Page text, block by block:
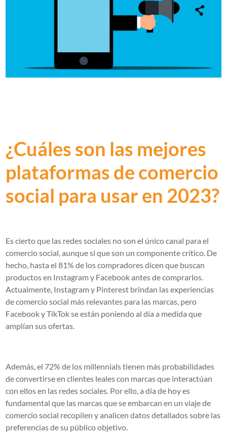
¿Cuáles son las mejores
plataformas de comercio
social para usar en 2023?
Es cierto que las redes sociales no son el único canal para el
comercio social, aunque sí que son un componente crítico. De
hecho, hasta el 81% de los compradores dicen que buscan
productos en Instagram y Facebook antes de comprarlos.
Actualmente, Instagram y Pinterest brindan las experiencias
de comercio social más relevantes para las marcas, pero
Facebook y TikTok se están poniendo al día a medida que
amplían sus ofertas.
Además, el 72% de los millennials tienen más probabilidades
de convertirse en clientes leales con marcas que interactúan
con ellos en las redes sociales. Por ello, a día de hoy es
fundamental que las marcas que se embarcan en un viaje de
comercio social recopilen y analicen datos detallados sobre las
preferencias de su público objetivo.